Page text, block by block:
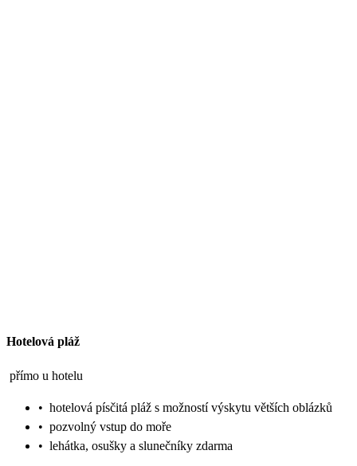
Hotelová pláž
přímo u hotelu
• hotelová písčitá pláž s možností výskytu větších oblázků
• pozvolný vstup do moře
• lehátka, osušky a slunečníky zdarma